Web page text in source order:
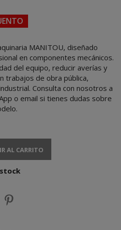
MANITOU, diseñado
en componentes mecánicos.
del equipo, reducir averías y
trabajos de obra pública,
Consulta con nosotros a
o email si tienes dudas sobre
AL CARRITO